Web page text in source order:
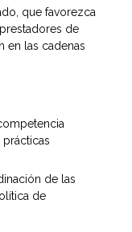
que favorezca
de
en las cadenas
de las
de